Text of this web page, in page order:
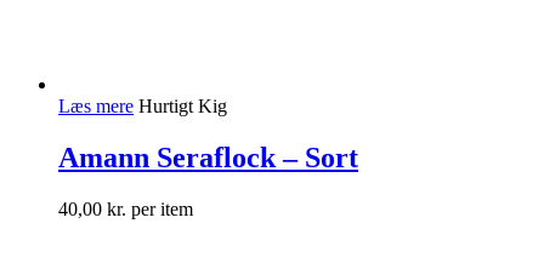
Læs mere Hurtigt Kig
Amann Seraflock – Sort
40,00 kr. per item